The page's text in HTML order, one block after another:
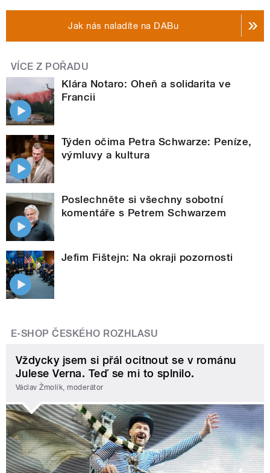
Jak nás naladíte na DABu
VÍCE Z POŘADU
Klára Notaro: Oheň a solidarita ve
Francii
Týden očima Petra Schwarze: Peníze,
výmluvy a kultura
Poslechněte si všechny sobotní
komentáře s Petrem Schwarzem
Jefim Fištejn: Na okraji pozornosti
E-SHOP ČESKÉHO ROZHLASU
Vždycky jsem si přál ocitnout se v románu
Julese Verna. Teď se mi to splnilo.
Václav Žmolík, moderátor